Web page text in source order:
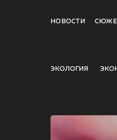
НОВОСТИ
ЭКОЛОГИЯ